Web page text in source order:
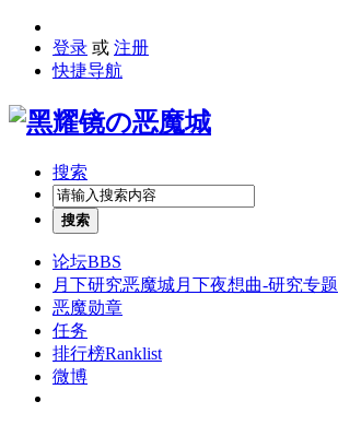
登录 或 注册
快捷导航
搜索
搜索
论坛BBS
月下研究恶魔城月下夜想曲-研究专题
恶魔勋章
任务
排行榜Ranklist
微博